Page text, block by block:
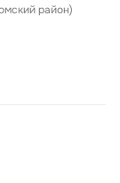
район)